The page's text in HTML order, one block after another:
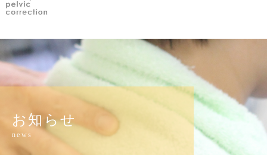
お知らせ
news